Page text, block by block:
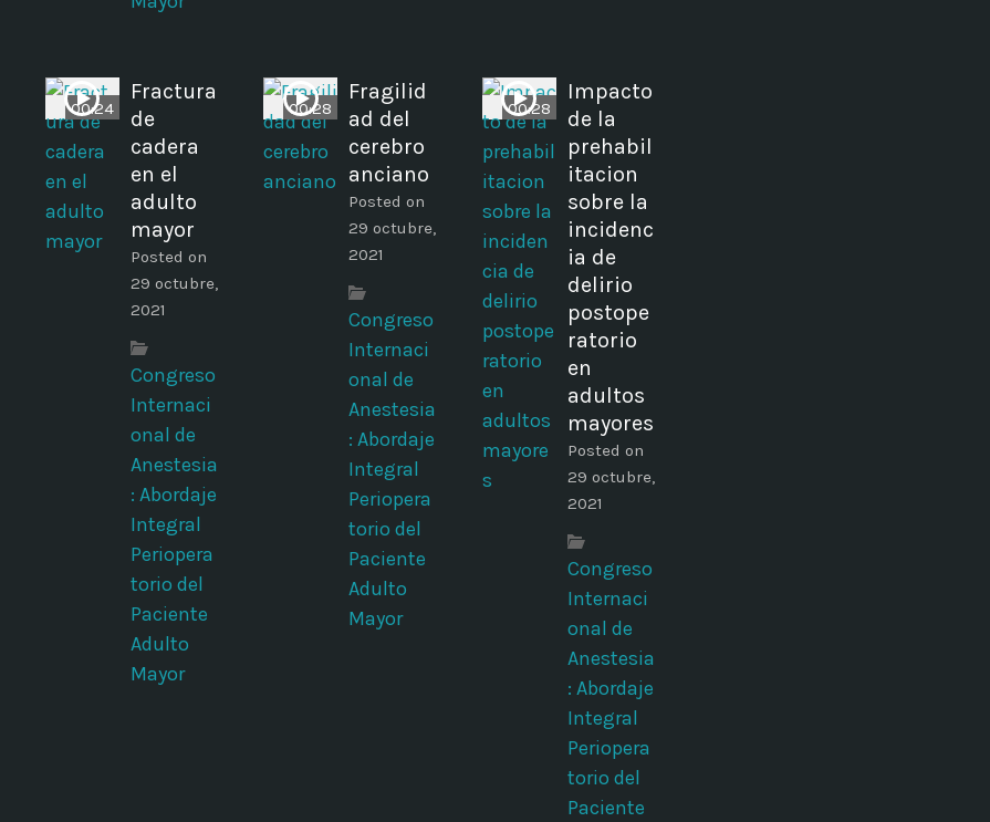
00:24
Fractura
de
cadera
en el
adulto
mayor
Posted on
29 octubre,
2021
Congreso
Internaci
onal de
Anestesia
: Abordaje
Integral
Periopera
torio del
Paciente
Adulto
Mayor
00:28
Fragilid
ad del
cerebro
anciano
Posted on
29 octubre,
2021
Congreso
Internaci
onal de
Anestesia
: Abordaje
Integral
Periopera
torio del
Paciente
Adulto
Mayor
00:28
Impacto
de la
prehabil
itacion
sobre la
incidenc
ia de
delirio
postope
ratorio
en
adultos
mayores
Posted on
29 octubre,
2021
Congreso
Internaci
onal de
Anestesia
: Abordaje
Integral
Periopera
torio del
Paciente